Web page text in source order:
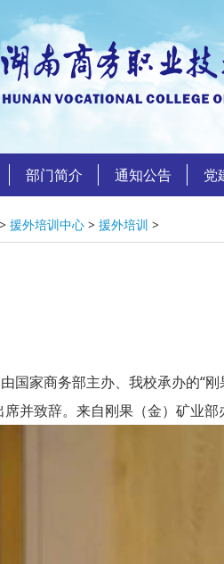
部门简介 通知公告 党
> 援外培训中心 > 援外培训 >
国家商务部主办、我校承办的“
并致辞。来自刚果（金）矿业